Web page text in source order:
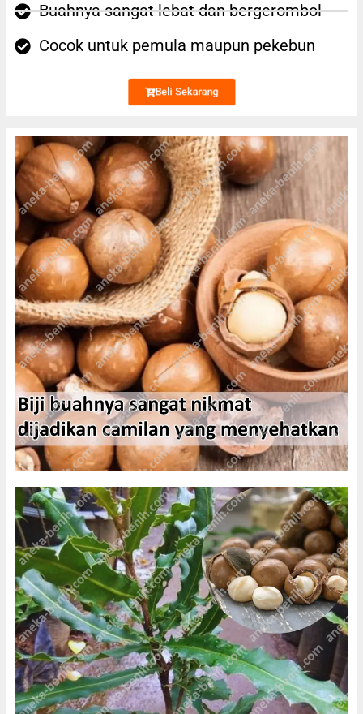
Buahnya sangat lebat dan bergerombol
Cocok untuk pemula maupun pekebun
Beli Sekarang